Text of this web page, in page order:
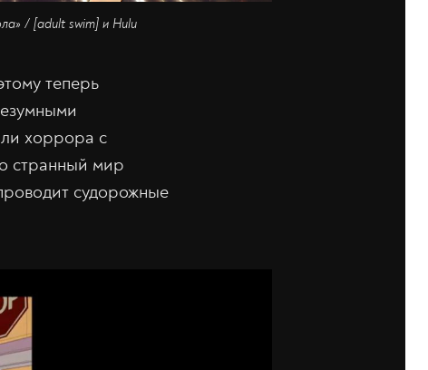
/ [adult swim] и Hulu
теперь
хоррора с
странный мир
судорожные